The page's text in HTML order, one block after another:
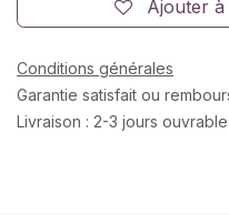
Ajouter à
Conditions générales
Garantie satisfait ou
Livraison : 2-3 jours